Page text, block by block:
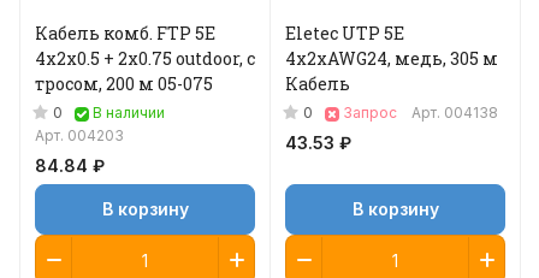
Кабель комб. FTP 5E
4x2x0.5 + 2x0.75 outdoor, с
тросом, 200 м 05-075
0
В наличии
Арт. 004203
84.84 ₽
В корзину
Eletec UTP 5E
4x2xAWG24, медь, 305 м
Кабель
0 Запрос Арт. 004138
43.53 ₽
В корзину